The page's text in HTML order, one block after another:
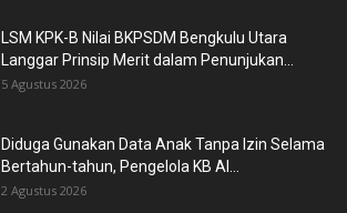
LSM KPK-B Nilai BKPSDM Bengkulu Utara
Langgar Prinsip Merit dalam Penunjukan...
5 Agustus 2026
Diduga Gunakan Data Anak Tanpa Izin Selama
Bertahun-tahun, Pengelola KB Al...
2 Agustus 2026